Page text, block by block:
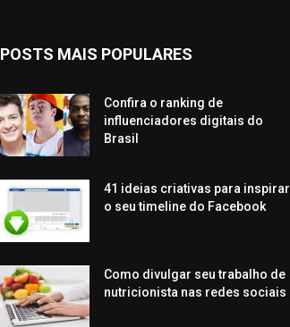
POSTS MAIS POPULARES
Confira o ranking de
influenciadores digitais do
Brasil
41 ideias criativas para inspirar
o seu timeline do Facebook
Como divulgar seu trabalho de
nutricionista nas redes sociais